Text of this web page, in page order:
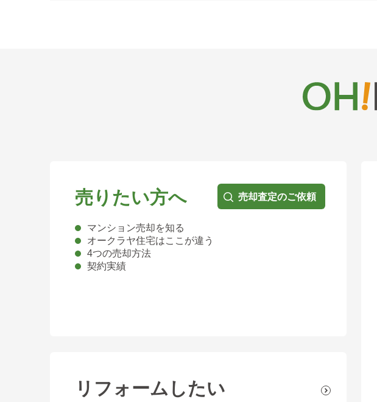
売りたい方へ 売却査定のご依頼
マンション売却を知る
オークラヤ住宅はここが違う
4つの売却方法
契約実績
リフォームしたい